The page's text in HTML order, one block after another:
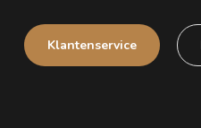
Klantenservice